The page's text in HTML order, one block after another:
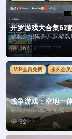
开罗游戏大合集62
OFT COLLECTION
游戏介绍集齐开罗游戏
各款游戏！Steam版特
合犒劳各位喜...
364
VIP会员免费 永久会
战争游戏：空地一
me: Airland Battle
游戏介绍《战争游戏
将让玩家能够指挥冷
事资源，从坦克到...
321